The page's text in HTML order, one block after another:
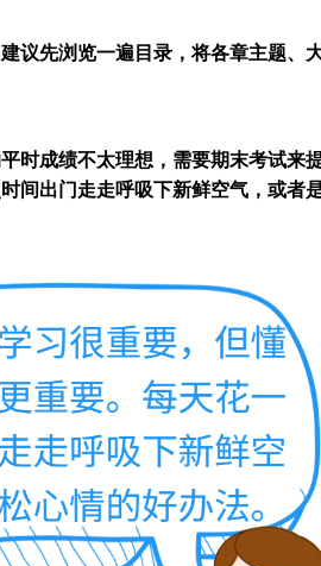
议先浏览一遍目录，将各章主题、
时成绩不太理想，需要期末考试来
间出门走走呼吸下新鲜空气，或者